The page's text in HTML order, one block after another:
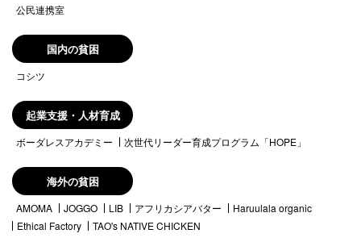
公民連携室
国内の貧困
コシツ
起業支援・人材育成
ボーダレスアカデミー 次世代リーダー育成プログラム「HOPE」
海外の貧困
AMOMA JOGGO LIB アフリカシアバター
Haruulala organic
Ethical Factory
TAO's NATIVE CHICKEN